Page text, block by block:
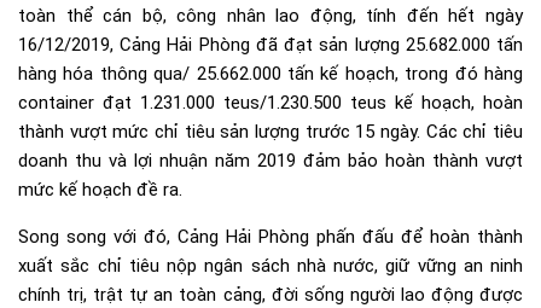
toàn thể cán bộ, công nhân lao động, tính đến hết ngày
16/12/2019, Cảng Hải Phòng đã đạt sản lượng 25.682.000 tấn
hàng hóa thông qua/ 25.662.000 tấn kế hoạch, trong đó hàng
container đạt 1.231.000 teus/1.230.500 teus kế hoạch, hoàn
thành vượt mức chỉ tiêu sản lượng trước 15 ngày. Các chỉ tiêu
doanh thu và lợi nhuận năm 2019 đảm bảo hoàn thành vượt
mức kế hoạch đề ra.
Song song với đó, Cảng Hải Phòng phấn đấu để hoàn thành
xuất sắc chỉ tiêu nộp ngân sách nhà nước, giữ vững an ninh
chính trị, trật tự an toàn cảng, đời sống người lao động được